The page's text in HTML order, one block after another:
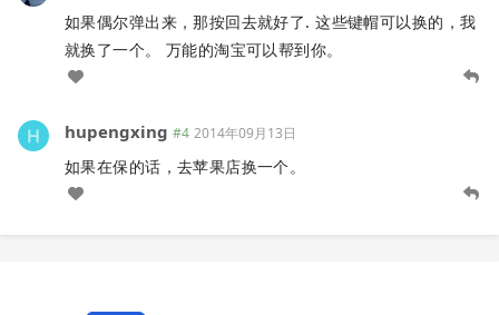
如果偶尔弹出来，那按回去就好了. 这些键帽可以换的，我
就换了一个。 万能的淘宝可以帮到你。
hupengxing #4 2014年09月13日
如果在保的话，去苹果店换一个。